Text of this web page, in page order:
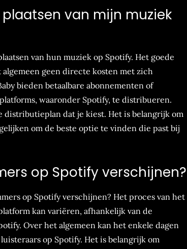
van mijn muziek
van hun muziek op Spotify. Het goede
geen directe kosten met zich
bieden betaalbare abonnementen of
waaronder Spotify, te distribueren.
dat je kiest. Het is belangrijk om
om de beste optie te vinden die past bij
op Spotify verschijnen?
op Spotify verschijnen? Het proces van het
kan variëren, afhankelijk van de
Over het algemeen kan het enkele dagen
op Spotify. Het is belangrijk om